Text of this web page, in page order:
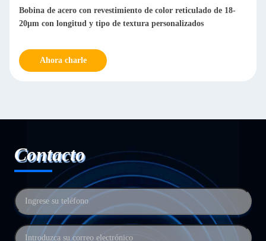
Bobina de acero con revestimiento de color reticulado de 18-
20μm con longitud y tipo de textura personalizados
Ahora charle
Contacto